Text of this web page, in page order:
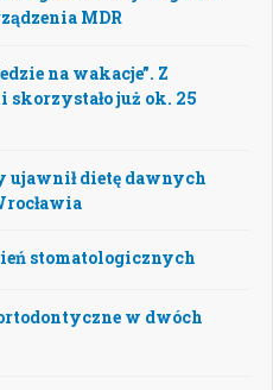
MDR
na wakacje”. Z
skorzystało już ok. 25
ujawnił dietę dawnych
stomatologicznych
w dwóch